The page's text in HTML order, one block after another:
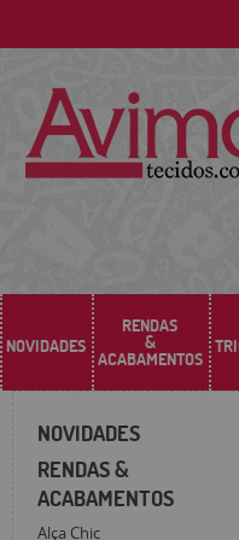
NOVIDADES
RENDAS
&
ACABAMENTOS
NOVIDADES
RENDAS &
ACABAMENTOS
Alça Chic